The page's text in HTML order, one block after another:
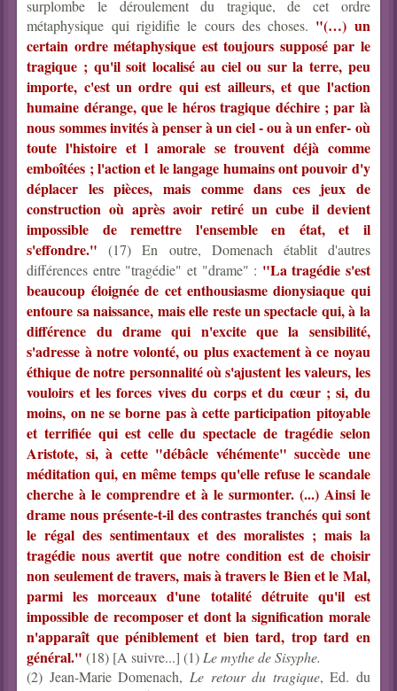
surplombe le déroulement du tragique, de cet ordre
métaphysique qui rigidifie le cours des choses. "(…) un
certain ordre métaphysique est toujours supposé par le
tragique ; qu'il soit localisé au ciel ou sur la terre, peu
importe, c'est un ordre qui est ailleurs, et que l'action
humaine dérange, que le héros tragique déchire ; par là
nous sommes invités à penser à un ciel - ou à un enfer- où
toute l'histoire et l amorale se trouvent déjà comme
emboîtées ; l'action et le langage humains ont pouvoir d'y
déplacer les pièces, mais comme dans ces jeux de
construction où après avoir retiré un cube il devient
impossible de remettre l'ensemble en état, et il
s'effondre."(17) En outre, Domenach établit d'autres
différences entre "tragédie" et "drame" : "La tragédie s'est
beaucoup éloignée de cet enthousiasme dionysiaque qui
entoure sa naissance, mais elle reste un spectacle qui, à la
différence du drame qui n'excite que la sensibilité,
s'adresse à notre volonté, ou plus exactement à ce noyau
éthique de notre personnalité où s'ajustent les valeurs, les
vouloirs et les forces vives du corps et du cœur ; si, du
moins, on ne se borne pas à cette participation pitoyable
et terrifiée qui est celle du spectacle de tragédie selon
Aristote, si, à cette "débâcle véhémente" succède une
méditation qui, en même temps qu'elle refuse le scandale
cherche à le comprendre et à le surmonter. (...) Ainsi le
drame nous présente-t-il des contrastes tranchés qui sont
le régal des sentimentaux et des moralistes ; mais la
tragédie nous avertit que notre condition est de choisir
non seulement de travers, mais à travers le Bien et le Mal,
parmi les morceaux d'une totalité détruite qu'il est
impossible de recomposer et dont la signification morale
n'apparaît que péniblement et bien tard, trop tard en
général." (18) [A suivre...] (1)Le mythe de Sisyphe.
(2) Jean-Marie Domenach, Le retour du tragique, Ed. du